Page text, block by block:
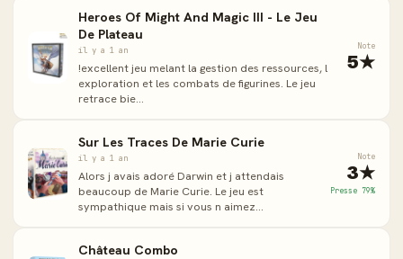
Heroes Of Might And Magic III - Le Jeu
De Plateau
il y a 1 an
!excellent jeu melant la gestion des ressources, l
exploration et les combats de figurines. Le jeu
retrace bie...
Note
5★
Sur Les Traces De Marie Curie
il y a 1 an
Alors j avais adoré Darwin et j attendais
beaucoup de Marie Curie. Le jeu est
sympathique mais si vous n aimez...
Note
3★
Presse 79%
Château Combo